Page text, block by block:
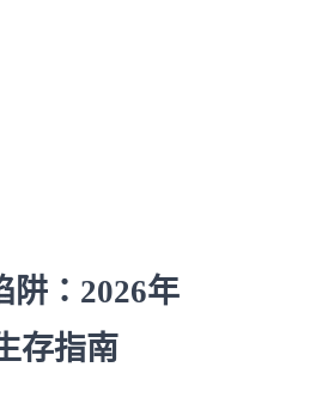
阱：2026年
存指南